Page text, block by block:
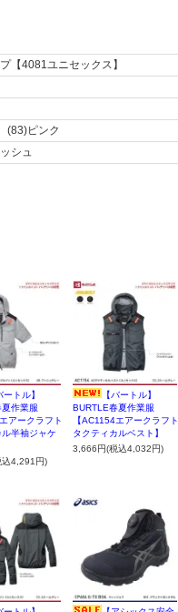
【4081ユニセックス】
(83)ピンク
シュ
ートル】
作業服
アークラフト
ル半袖ジャケ
4,291円)
【バートル】
BURTLE春夏作業服
【AC1154エアークラフト
タクティカルベスト】
3,666円(税込4,032円)